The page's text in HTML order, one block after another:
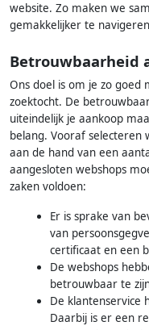
website. Zo maken we
gemakkelijker te
Betrouwbaarheid
Ons doel is om je zo goed
zoektocht. De
uiteindelijk je aankoop
belang. Vooraf selecteren
aan de hand van een
aangesloten webshops
zaken voldoen:
Er is sprake van
van
certificaat en een
De webshops
betrouwbaar te
De klantenservice
Daarbij is er een